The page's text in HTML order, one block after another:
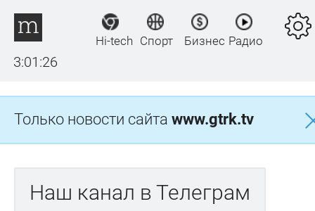
3:01:27
Hi-tech Спорт Бизнес Радио
Только новости сайта www.gtrk.tv
Наш канал в Телеграм